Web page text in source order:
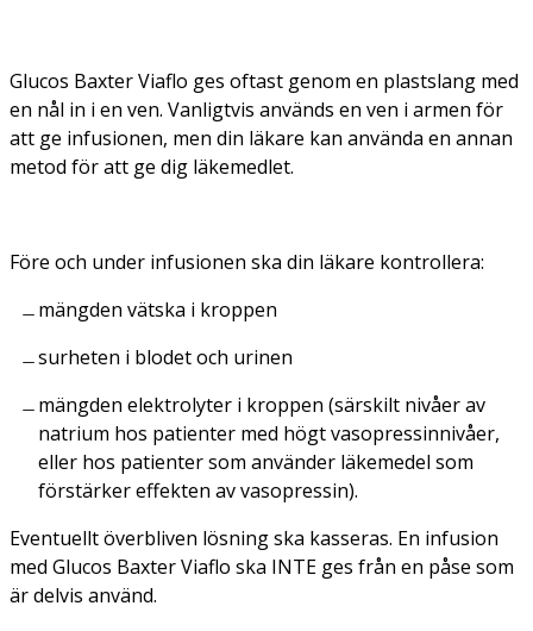
Glucos Baxter Viaflo ges oftast genom en plastslang med
en nål in i en ven. Vanligtvis används en ven i armen för
att ge infusionen, men din läkare kan använda en annan
metod för att ge dig läkemedlet.
Före och under infusionen ska din läkare kontrollera:
mängden vätska i kroppen
surheten i blodet och urinen
mängden elektrolyter i kroppen (särskilt nivåer av
natrium hos patienter med högt vasopressinnivåer,
eller hos patienter som använder läkemedel som
förstärker effekten av vasopressin).
Eventuellt överbliven lösning ska kasseras. En infusion
med Glucos Baxter Viaflo ska INTE ges från en påse som
är delvis använd.